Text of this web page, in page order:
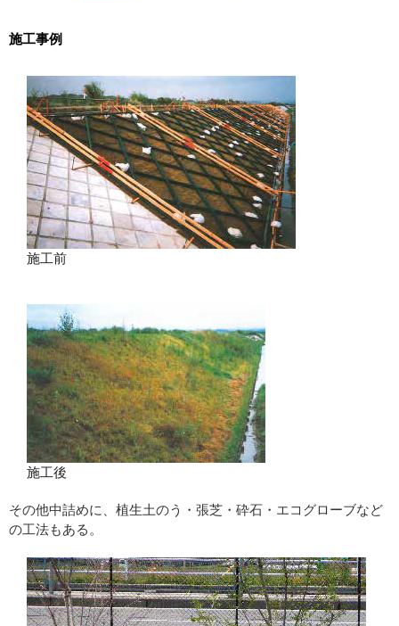
施工事例
施工前
施工後
その他中詰めに、植生土のう・張芝・砕石・エコグローブなど
の工法もある。